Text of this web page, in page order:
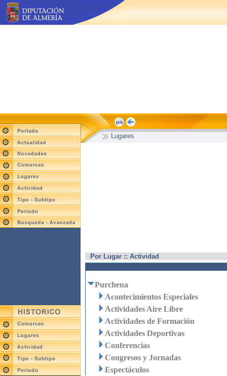
Lugares
Por Lugar :: Actividad
Purchena
Acontecimientos Especiales
Actividades Aire Libre
Actividades de Formación
Actividades Deportivas
Conferencias
Congresos y Jornadas
Espectáculos